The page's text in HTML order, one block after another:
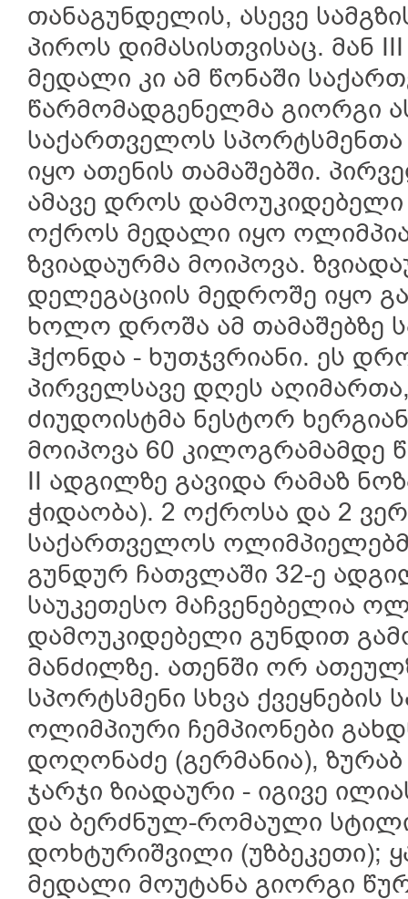
თანაგუნდელის, ასევე
პიროს დიმასისთვისაც. მან
მედალი კი ამ წონაში
წარმომადგენელმა გიორგი
საქართველოს
იყო ათენის თამაშებში.
ამავე დროს
ოქროს მედალი იყო
ზვიადაურმა მოიპოვა.
დელეგაციის მედროშე იყო
ხოლო დროშა ამ თამაშებზე
ჰქონდა - ხუთჯვრიანი. ეს
პირველსავე დღეს
ძიუდოისტმა ნესტორ
მოიპოვა 60 კილოგრამამდე
II ადგილზე გავიდა რამაზ
ჭიდაობა). 2 ოქროსა და 2
საქართველოს
გუნდურ ჩათვლაში 32-ე
საუკეთესო მაჩვენებელია
დამოუკიდებელი გუნდით
მანძილზე. ათენში ორ
სპორტსმენი სხვა
ოლიმპიური ჩემპიონები
დოღონაძე (გერმანია),
ჯარჯი ზიადაური - იგივე
და ბერძნულ-რომაული
დოხტურიშვილი (უზბეკეთი);
მედალი მოუტანა გიორგი